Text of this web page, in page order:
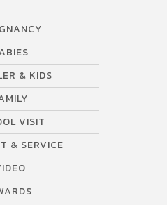
& KIDS
VISIT
& SERVICE